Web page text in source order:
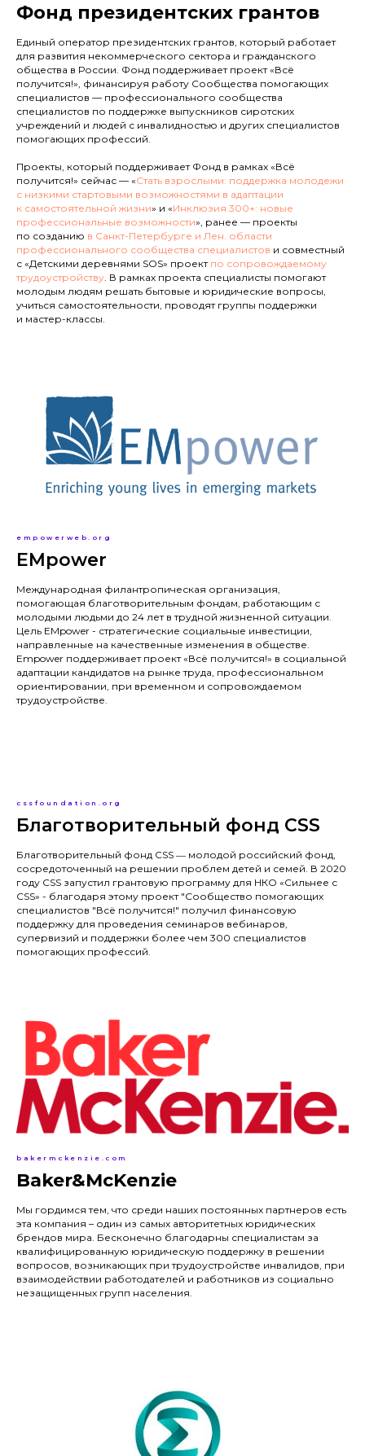
Фонд президентских грантов
Единый оператор президентских грантов, который работает
для развития некоммерческого сектора и гражданского
общества в России. Фонд поддерживает проект «Всё
получится!», финансируя работу Сообщества помогающих
специалистов — профессионального сообщества
специалистов по поддержке выпускников сиротских
учреждений и людей с инвалидностью и других специалистов
помогающих профессий.
Проекты, который поддерживает Фонд в рамках «Всё
получится!» сейчас — «Стать взрослыми: поддержка молодежи
с низкими стартовыми возможностями в адаптации
к самостоятельной жизни» и «Инклюзия 300+: новые
профессиональные возможности», ранее — проекты
по созданию в Санкт-Петербурге и Лен. области
профессионального сообщества специалистов и совместный
с «Детскими деревнями SOS» проект по сопровождаемому
трудоустройству . В рамках проекта специалисты помогают
молодым людям решать бытовые и юридические вопросы,
учиться самостоятельности, проводят группы поддержки
и мастер-классы.
empowerweb.org
EMpower
Международная филантропическая организация,
помогающая благотворительным фондам, работающим с
молодыми людьми до 24 лет в трудной жизненной ситуации.
Цель EMpower - стратегические социальные инвестиции,
направленные на качественные изменения в обществе.
Empower поддерживает проект «Всё получится!» в социальной
адаптации кандидатов на рынке труда, профессиональном
ориентировании, при временном и сопровождаемом
трудоустройстве.
cssfoundation.org
Благотворительный фонд CSS
Благотворительный фонд CSS ― молодой российский фонд,
сосредоточенный на решении проблем детей и семей. В 2020
году CSS запустил грантовую программу для НКО «Сильнее с
CSS» - благодаря этому проект "Сообщество помогающих
специалистов "Всё получится!" получил финансовую
поддержку для проведения семинаров вебинаров,
супервизий и поддержки более чем 300 специалистов
помогающих профессий.
bakermckenzie.com
Baker&McKenzie
Мы гордимся тем, что среди наших постоянных партнеров есть
эта компания – один из самых авторитетных юридических
брендов мира. Бесконечно благодарны специалистам за
квалифицированную юридическую поддержку в решении
вопросов, возникающих при трудоустройстве инвалидов, при
взаимодействии работодателей и работников из социально
незащищенных групп населения.